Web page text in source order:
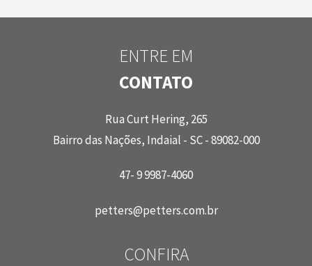
ENTRE EM
CONTATO
Rua Curt Hering, 265
Bairro das Nações, Indaial - SC - 89082-000
47- 9 9987-4060
petters@petters.com.br
CONFIRA